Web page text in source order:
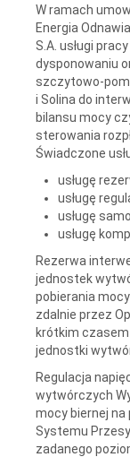
W ramach
Energia
S.A. usługi
dysponowaniu
szczytowo-
i Solina do
bilansu mocy
sterowania
Świadczone
usługę
usługę
usługę
usługę
Rezerwa
jednostek
pobierania
zdalnie przez
krótkim
jednostki
Regulacja
wytwórczych
mocy biernej
Systemu
zadanego